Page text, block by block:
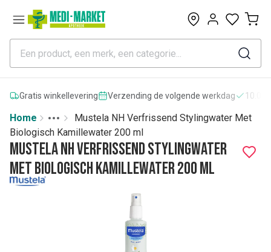
0
Gratis winkellevering Verzending de volgende werkdag
Home
More
Toggle menu
Mustela NH Verfrissend Stylingwater Met
Biologisch Kamillewater 200 ml
Mustela NH Verfrissend Stylingwater
Met Biologisch Kamillewater 200 ml